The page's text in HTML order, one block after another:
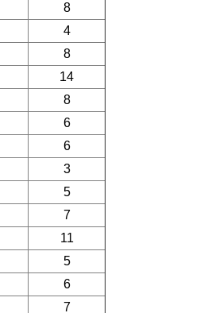
8
4
8
14
8
6
6
3
5
7
11
5
6
7